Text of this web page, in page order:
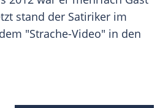
stand der Satiriker im
"Strache-Video" in den